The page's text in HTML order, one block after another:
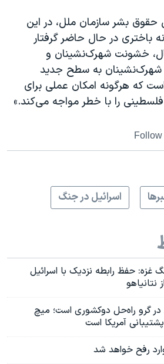
حقوق بشر سازمان ملل، در این
باختری در حال حاضر گرفتار
خشونت شهرک‌نشینان و
به سطح جدید
که هرگونه امکان عملی برای
فلسطینی را با خطر مواجه می‌کند.»
Follow
اسرائیل در جنگ
غزه: حفظ رابطه نزدیک با اسرائیل
نتانیاهو
گرو راه‌حل دوکشوری است؛ میچ
آمریکا است
رفح خواهد شد